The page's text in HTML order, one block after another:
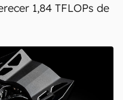
1,84 TFLOPs de